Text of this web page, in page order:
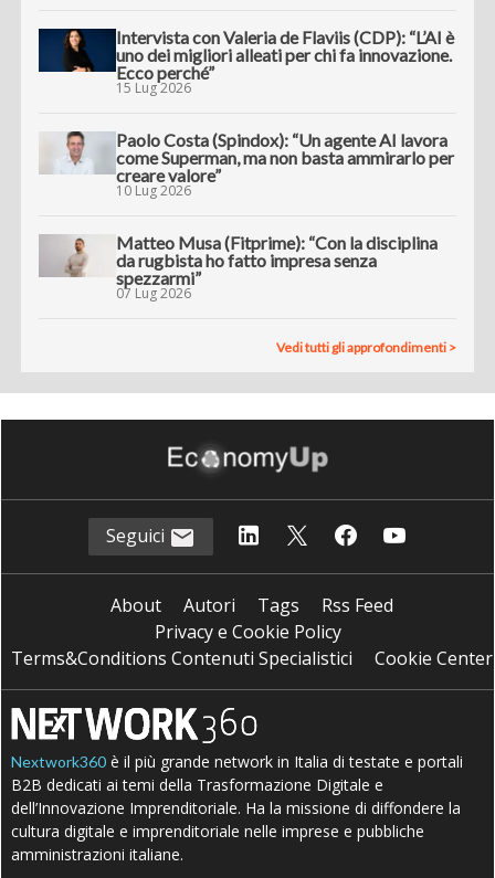
Intervista con Valeria de Flaviis (CDP): “L’AI è
uno dei migliori alleati per chi fa innovazione.
Ecco perché”
15 Lug 2026
Paolo Costa (Spindox): “Un agente AI lavora
come Superman, ma non basta ammirarlo per
creare valore”
10 Lug 2026
Matteo Musa (Fitprime): “Con la disciplina
da rugbista ho fatto impresa senza
spezzarmi”
07 Lug 2026
Vedi tutti gli approfondimenti >
Seguici
About Autori Tags
Rss Feed
Privacy e Cookie Policy
Terms&Conditions Contenuti Specialistici
Cookie Center
Nextwork360 è il più grande network in Italia di testate e portali
B2B dedicati ai temi della Trasformazione Digitale e
dell’Innovazione Imprenditoriale. Ha la missione di diffondere la
cultura digitale e imprenditoriale nelle imprese e pubbliche
amministrazioni italiane.